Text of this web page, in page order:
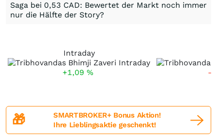
Saga bei 0,53 CAD: Bewertet der Markt noch immer
nur die Hälfte der Story?
Intraday
+1,09 % -
🎁
SMARTBROKER+ Bonus Aktion!
Ihre Lieblingsaktie geschenkt!